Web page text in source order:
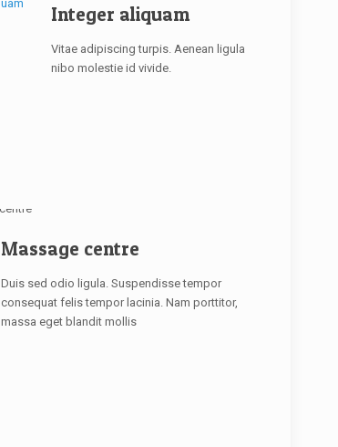
Integer aliquam
Vitae adipiscing turpis. Aenean ligula
nibo molestie id vivide.
Massage centre
Duis sed odio ligula. Suspendisse tempor
consequat felis tempor lacinia. Nam porttitor,
massa eget blandit mollis